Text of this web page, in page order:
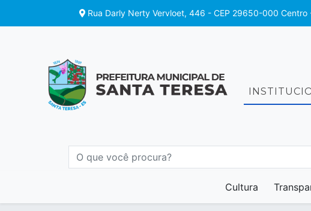
Rua Darly Nerty Vervloet, 446 - CEP 29650-000 Centro
Cultura